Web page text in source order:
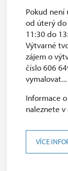
Pokud není
od úterý
11:30 do
Výtvarné
zájem o
číslo 606
vymalovat...
Informace
naleznete
VÍCE